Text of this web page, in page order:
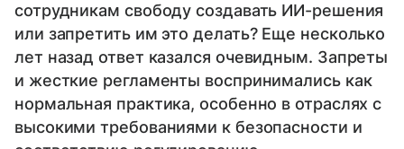
сотрудникам свободу создавать ИИ-решения
или запретить им это делать? Еще несколько
лет назад ответ казался очевидным. Запреты
и жесткие регламенты воспринимались как
нормальная практика, особенно в отраслях с
высокими требованиями к безопасности и